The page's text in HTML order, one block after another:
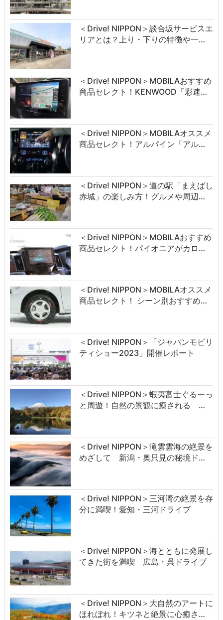
＜Drive! NIPPON＞談合坂サービスエ
リアとは？上り・下りの特徴や一…
＜Drive! NIPPON＞MOBILAおすすめ
商品セレクト！KENWOOD「彩速…
＜Drive! NIPPON＞MOBILAオススメ
商品セレクト！アルパイン「アル…
＜Drive! NIPPON＞道の駅「まえばし
赤城」の楽しみ方！グルメや周辺…
＜Drive! NIPPON＞MOBILAおすすめ
商品セレクト！パイオニアがカロ…
＜Drive! NIPPON＞MOBILAオススメ
商品セレクト！ シーン別おすすめ…
＜Drive! NIPPON＞「ジャパンモビリ
ティショー2023」開催レポート
＜Drive! NIPPON＞蝦夷富士ぐるーっ
と周遊！自然の景観に癒される …
＜Drive! NIPPON＞滝雲雲海の絶景を
めざして 新潟・奥只見の秘境ド…
＜Drive! NIPPON＞三河湾の絶景を存
分に満喫！愛知・三河ドライブ
＜Drive! NIPPON＞海とともに発展し
てきた街を満喫 広島・呉ドライブ
＜Drive! NIPPON＞大自然のアートに
ほれぼれ！キツネと絶景に心癒さ…